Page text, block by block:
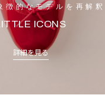
徴的なモデルを再解釈
ICONS
詳細を見る